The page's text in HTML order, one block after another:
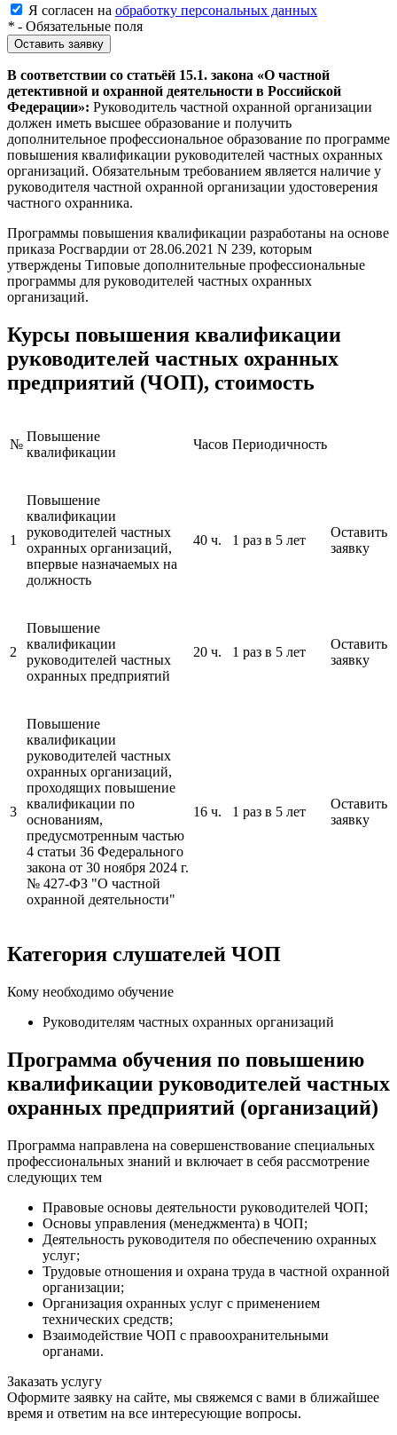
Я согласен на обработку персональных данных
* - Обязательные поля
Оставить заявку
В соответствии со статьёй 15.1. закона «О частной
детективной и охранной деятельности в Российской
Федерации»: Руководитель частной охранной организации
должен иметь высшее образование и получить
дополнительное профессиональное образование по программе
повышения квалификации руководителей частных охранных
организаций. Обязательным требованием является наличие у
руководителя частной охранной организации удостоверения
частного охранника.
Программы повышения квалификации разработаны на основе
приказа Росгвардии от 28.06.2021 N 239, которым
утверждены Типовые дополнительные профессиональные
программы для руководителей частных охранных
организаций.
Курсы повышения квалификации
руководителей частных охранных
предприятий (ЧОП), стоимость
№
Повышение
квалификации
Часов Периодичность
1
Повышение
квалификации
руководителей частных
охранных организаций,
впервые назначаемых на
должность
40 ч. 1 раз в 5 лет
Оставить
заявку
2
Повышение
квалификации
руководителей частных
охранных предприятий
20 ч. 1 раз в 5 лет
Оставить
заявку
3
Повышение
квалификации
руководителей частных
охранных организаций,
проходящих повышение
квалификации по
основаниям,
предусмотренным частью
4 статьи 36 Федерального
закона от 30 ноября 2024 г.
№ 427-ФЗ "О частной
охранной деятельности"
16 ч. 1 раз в 5 лет
Оставить
заявку
Категория слушателей ЧОП
Кому необходимо обучение
Руководителям частных охранных организаций
Программа обучения по повышению
квалификации руководителей частных
охранных предприятий (организаций)
Программа направлена на совершенствование специальных
профессиональных знаний и включает в себя рассмотрение
следующих тем
Правовые основы деятельности руководителей ЧОП;
Основы управления (менеджмента) в ЧОП;
Деятельность руководителя по обеспечению охранных
услуг;
Трудовые отношения и охрана труда в частной охранной
организации;
Организация охранных услуг с применением
технических средств;
Взаимодействие ЧОП с правоохранительными
органами.
Заказать услугу
Оформите заявку на сайте, мы свяжемся с вами в ближайшее
время и ответим на все интересующие вопросы.